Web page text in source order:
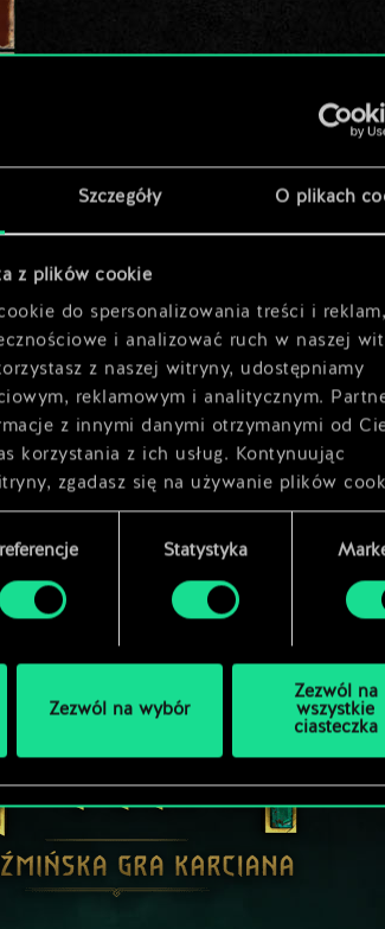
Szczegóły O plikach
z plików cookie
do spersonalizowania treści i
i analizować ruch w naszej
z naszej witryny, udostępniamy
reklamowym i analitycznym.
z innymi danymi otrzymanymi od
korzystania z ich usług. Kontynuując
zgadasz się na używanie plików
Statystyka
Zezwól na wybór
Zezwól na
wszystkie
ciasteczka